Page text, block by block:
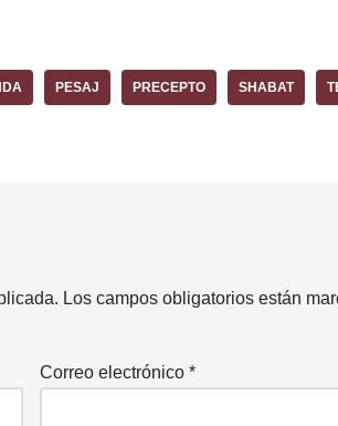
PESAJ PRECEPTO SHABAT
Los campos obligatorios están
Correo electrónico*